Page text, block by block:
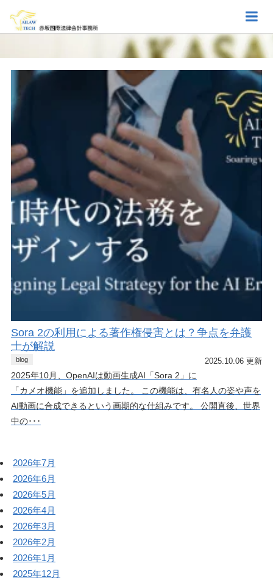
Sora 2の利用による著作権侵害とは？争点を弁護
士が解説
blog 2025.10.06 更新
2025年10月、OpenAIは動画生成AI「Sora 2」に
「カメオ機能」を追加しました。 この機能は、有名人の姿や声を
AI動画に合成できるという画期的な仕組みです。 公開直後、世界
中の･･･
2026年7月
2026年6月
2026年5月
2026年4月
2026年3月
2026年2月
2026年1月
2025年12月